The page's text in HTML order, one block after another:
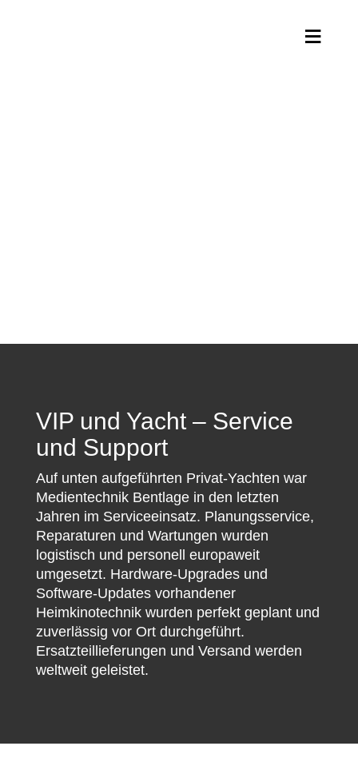
≡
VIP und Yacht – Service
und Support
Auf unten aufgeführten Privat-Yachten war
Medientechnik Bentlage in den letzten
Jahren im Serviceeinsatz. Planungsservice,
Reparaturen und Wartungen wurden
logistisch und personell europaweit
umgesetzt. Hardware-Upgrades und
Software-Updates vorhandener
Heimkinotechnik wurden perfekt geplant und
zuverlässig vor Ort durchgeführt.
Ersatzteillieferungen und Versand werden
weltweit geleistet.